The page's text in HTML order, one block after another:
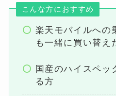
こんな方におすすめ
楽天モバイルへの
も一緒に買い替え
国産のハイスペッ
る方